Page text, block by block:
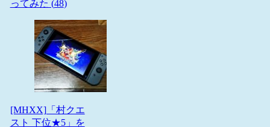
ってみた (48)
[MHXX]「村クエ
スト 下位★5」を